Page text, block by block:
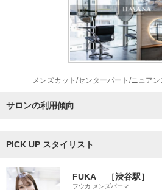
メンズカット/センターパート/ニュア
サロンの利用傾向
PICK UP スタイリスト
FUKA ［渋谷駅］
フウカ メンズパーマ